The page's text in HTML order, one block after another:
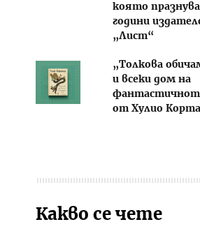
която
години
„Лист“
„Толкова
и всеки дом на
от Хулио
Какво се чете